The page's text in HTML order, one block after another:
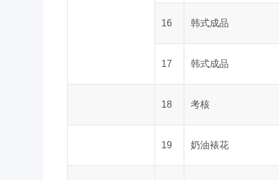
16 韩式成品
17 韩式成品
18 考核
19 奶油裱花